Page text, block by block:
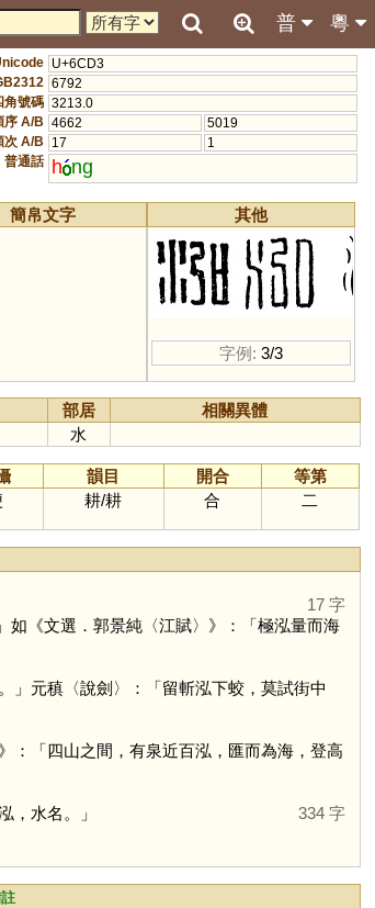
粵
普
U+6CD3
6792
角號碼 3213.0
序 A/B 4662
5019
次 A/B
17
1
普通話 h ng
簡帛文字 其他
字例: 3/3
部居
相關異體
水
韻目 開合
等第
耕/耕 合 二
17 字
如《文選．郭景純〈江賦〉》：「極泓量而海
」元稹〈說劍〉：「留斬泓下蛟，莫試街中
：「四山之間，有泉近百泓，匯而為海，登高
，水名。」 334 字